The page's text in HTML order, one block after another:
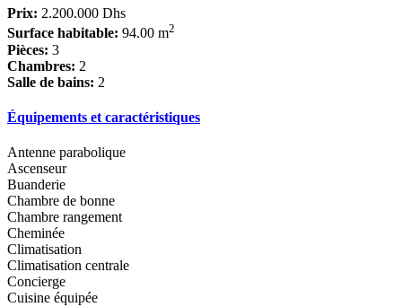
Prix: 2.200.000 Dhs
Surface habitable: 94.00 m2
Pièces: 3
Chambres: 2
Salle de bains: 2
Équipements et caractéristiques
Antenne parabolique
Ascenseur
Buanderie
Chambre de bonne
Chambre rangement
Cheminée
Climatisation
Climatisation centrale
Concierge
Cuisine équipée